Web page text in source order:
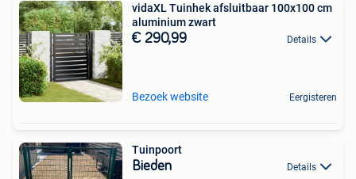
vidaXL Tuinhek afsluitbaar 100x100 cm
aluminium zwart
€ 290,99 Details
Bezoek website Eergisteren
Tuinpoort
Bieden Details